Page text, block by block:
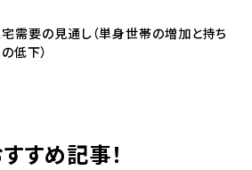
需要の見通し（単身世帯の増加と持ち
低下）
すめ記事！